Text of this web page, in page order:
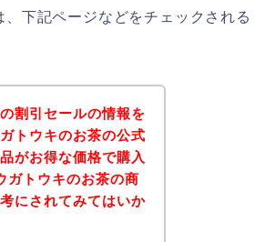
下記ページなどをチェックされる
割引セールの情報を
トウキのお茶の公式
がお得な価格で購入
ガトウキのお茶の商
にされてみてはいか